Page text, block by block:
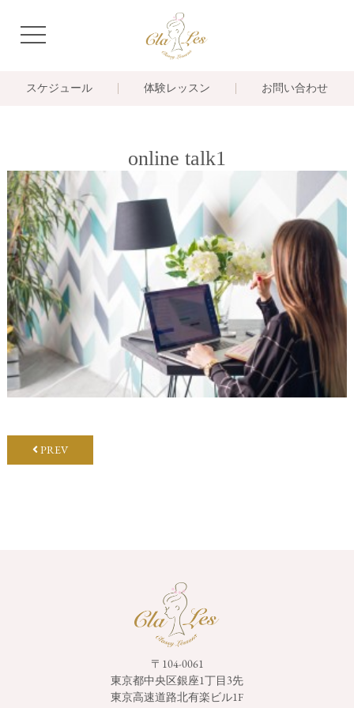
navigation
スケジュール 体験レッスン お問い合わせ
online talk1
PREV
〒104-0061
東京都中央区銀座1丁目3先
東京高速道路北有楽ビル1F